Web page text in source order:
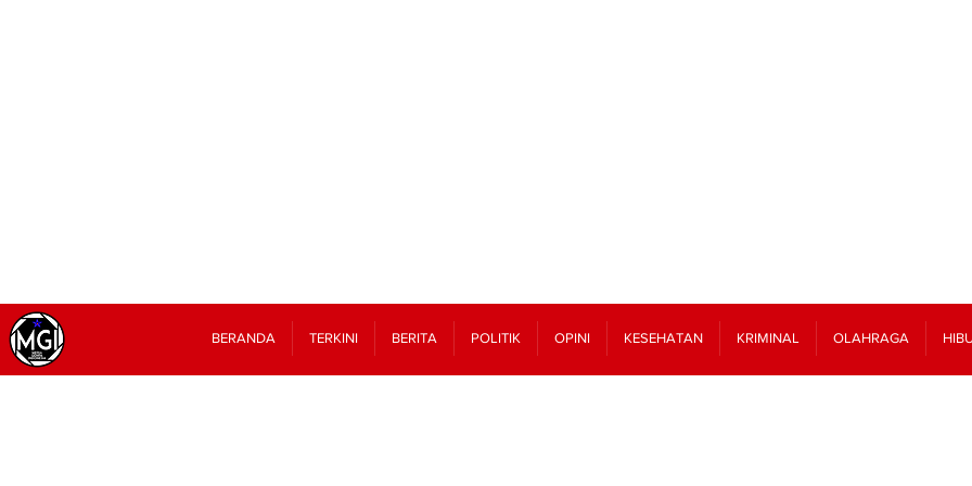
BERANDA TERKINI BERITA POLITIK OPINI KESEHATAN KRIMINAL OLAHRAGA